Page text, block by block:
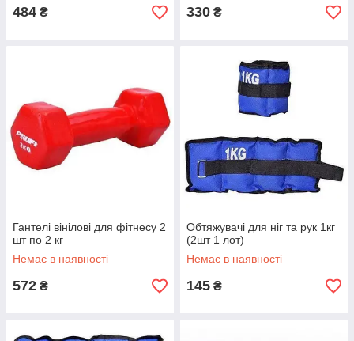
484 ₴ 330 ₴
Гантелі вінілові для фітнесу 2
шт по 2 кг
Немає в наявності
572 ₴
Обтяжувачі для ніг та рук 1кг
(2шт 1 лот)
Немає в наявності
145 ₴